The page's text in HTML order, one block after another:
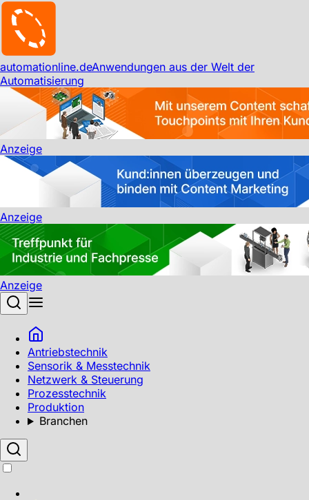
automationline.deAnwendungen aus der Welt der
Automatisierung
Anzeige
Anzeige
Anzeige
Antriebstechnik
Sensorik & Messtechnik
Netzwerk & Steuerung
Prozesstechnik
Produktion
Branchen